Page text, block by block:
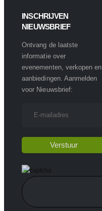
INSCHRIJVEN
NIEUWSBRIEF
Ontvang de laatste
informatie over
evenementen, verkopen en
aanbiedingen. Aanmelden
voor Nieuwsbrief: